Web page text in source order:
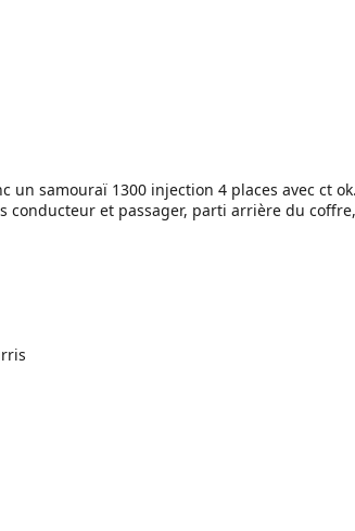
un samouraï 1300 injection 4 places avec ct
conducteur et passager, parti arrière du